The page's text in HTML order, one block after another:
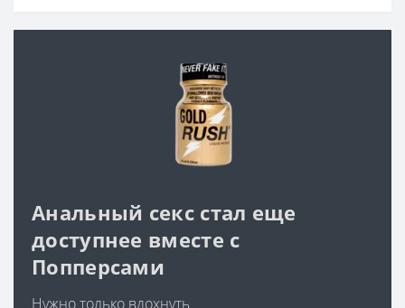
Анальный секс стал еще
доступнее вместе с
Попперсами
Нужно только вдохнуть